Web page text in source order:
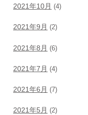
2021年10月 (4)
2021年9月 (2)
2021年8月 (6)
2021年7月 (4)
2021年6月 (7)
2021年5月 (2)